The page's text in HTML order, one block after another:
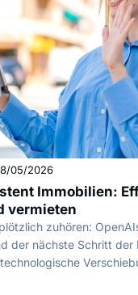
05/2026
Immobilien:
vermieten
zuhören:
der nächste Schritt der